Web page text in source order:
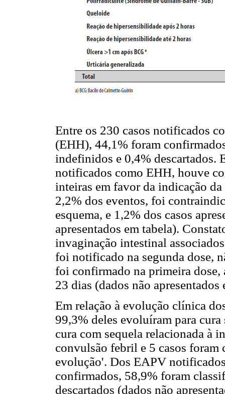
Entre os 230 casos notificados
(EHH), 44,1% foram
indefinidos e 0,4% descartados.
notificados como EHH, houve
inteiras em favor da indicação
2,2% dos eventos, foi
esquema, e 1,2% dos casos
apresentados em tabela).
invaginação intestinal
foi notificado na segunda dose,
foi confirmado na primeira dose,
23 dias (dados não apresentados
Em relação à evolução clínica
99,3% deles evoluíram para
cura com sequela relacionada à
convulsão febril e 5 casos
evolução'. Dos EAPV
confirmados, 58,9% foram
descartados (dados não